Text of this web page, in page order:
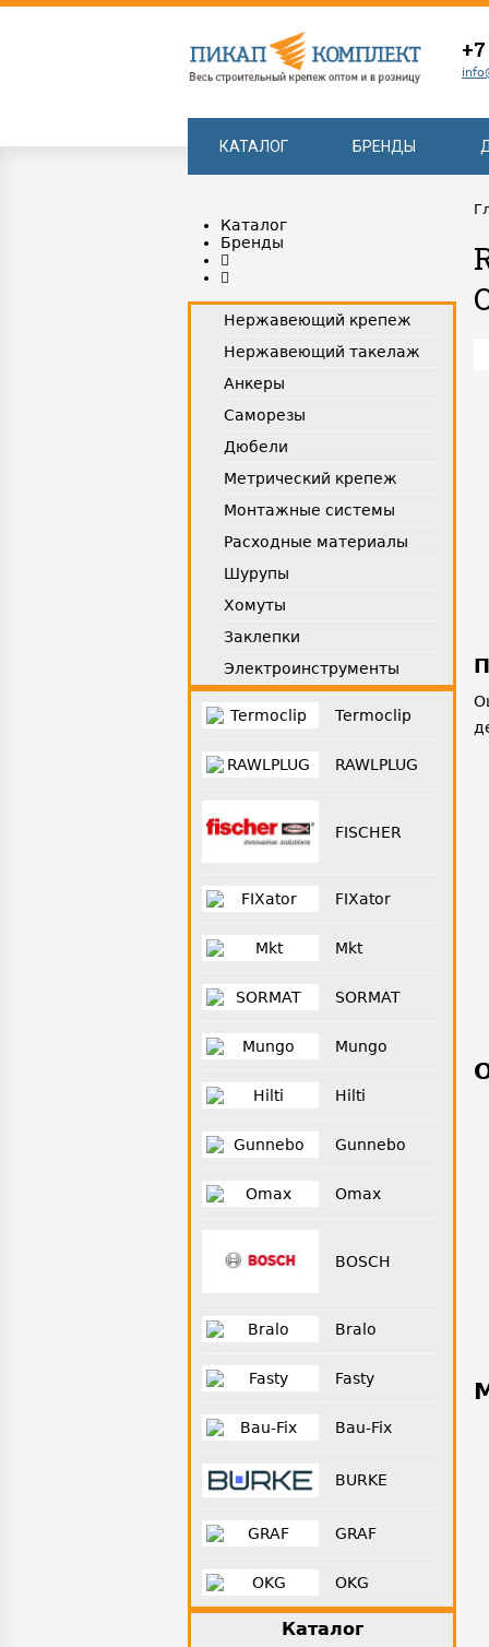
КАТАЛОГ БРЕНДЫ
Каталог
Бренды
Нержавеющий крепеж
Нержавеющий такелаж
Анкеры
Саморезы
Дюбели
Метрический крепеж
Монтажные системы
Расходные материалы
Шурупы
Хомуты
Заклепки
Электроинструменты
Termoclip
RAWLPLUG
FISCHER
FIXator
Mkt
SORMAT
Mungo
Hilti
Gunnebo
Omax
BOSCH
Bralo
Fasty
Bau-Fix
BURKE
GRAF
OKG
Каталог